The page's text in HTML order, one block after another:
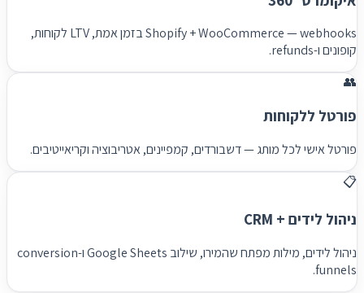
Shopify + WooCommerce — webhooks בזמן אמת, LTV לקוחות,
קופונים ו-refunds.
👥
פורטל ללקוחות
פורטל אישי לכל מותג — דשבורדים, קמפיינים, אטריבוציה וקריאייטיבים.
📋
ניהול לידים + CRM
ניהול לידים, מילות מפתח שהמירו, שילוב Google Sheets ו-conversion
funnels.